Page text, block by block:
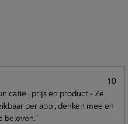
10
, prijs en product - Ze
per app , denken mee en
beloven."